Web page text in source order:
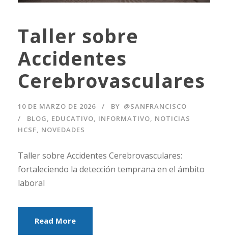
Taller sobre
Accidentes
Cerebrovasculares
10 DE MARZO DE 2026 BY @SANFRANCISCO
BLOG, EDUCATIVO, INFORMATIVO, NOTICIAS
HCSF, NOVEDADES
Taller sobre Accidentes Cerebrovasculares:
fortaleciendo la detección temprana en el ámbito
laboral
Read More